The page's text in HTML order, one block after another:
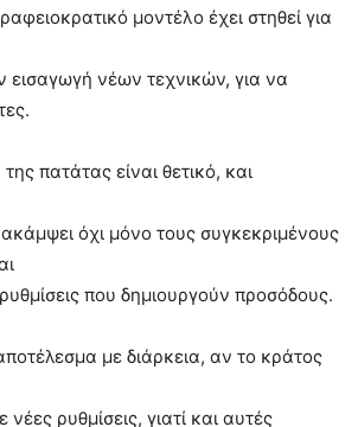
μοντέλο έχει στηθεί για
εισαγωγή νέων τεχνικών, για να
πατάτας είναι θετικό, και
όχι μόνο τους συγκεκριμένους
που δημιουργούν προσόδους.
με διάρκεια, αν το κράτος
ρυθμίσεις, γιατί και αυτές